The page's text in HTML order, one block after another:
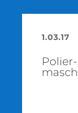
1.03.17
Polier­